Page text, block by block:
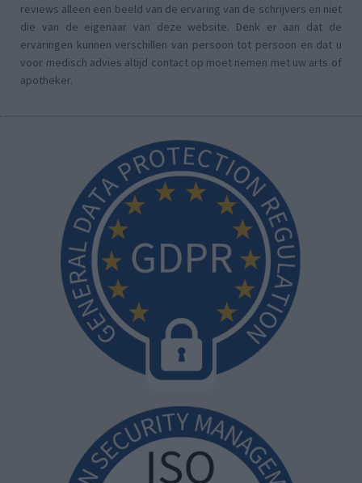
reviews alleen een beeld van de ervaring van de schrijvers en niet
die van de eigenaar van deze website. Denk er aan dat de
ervaringen kunnen verschillen van persoon tot persoon en dat u
voor medisch advies altijd contact op moet nemen met uw arts of
apotheker.